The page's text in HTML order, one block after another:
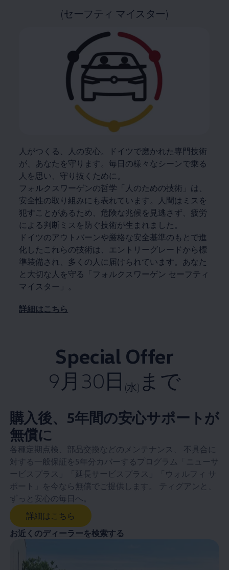
(セーフティ マイスター)
人がつくる、人の安心。ドイツで磨かれた専門技術
が、あなたを守ります。毎日の様々なシーンで乗る
人を思い、守り抜くために。
フォルクスワーゲンの哲学「人のための技術」は、
安全性の取り組みにも表れています。人間はミスを
犯すことがあるため、危険な兆候を見逃さず、疲労
による判断ミスを防ぐ技術が生まれました。
ドイツのアウトバーンや厳格な安全基準のもとで進
化したこれらの技術は、エントリーグレードから標
準装備され、多くの人に届けられています。あなた
と大切な人を守る「フォルクスワーゲン セーフティ
マイスター」。
詳細はこちら
Special Offer
9月30日 (水) まで
購入後、5年間の安心サポートが
無償に
各種定期点検、部品交換などのメンテナンス、 不具合に
対する一般保証を5年分カバーするプログラム「ニューサ
ービスプラス」「延長サービスプラス」「ウォルフィ サ
ポート」を今なら無償でご提供します。 ティグアンと、
ずっと安心の毎日へ。
詳細はこちら
お近くのディーラーを検索する